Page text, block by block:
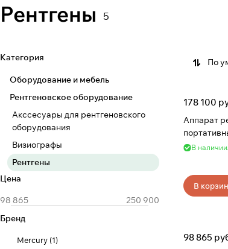
Рентгены 5
По
178 100
Аппарат
В наличии
В
98 865
Категория
Оборудование и мебель
Рентгеновское оборудование
Акссесуары для рентгеновского
оборудования
Визиографы
Рентгены
Цена
Бренд
Mercury (1)